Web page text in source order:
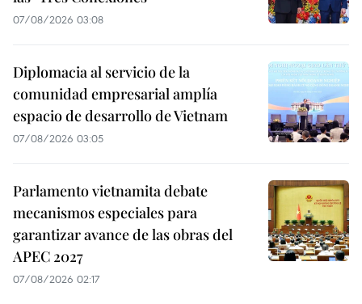
07/08/2026 03:08
Diplomacia al servicio de la
comunidad empresarial amplía
espacio de desarrollo de Vietnam
07/08/2026 03:05
Parlamento vietnamita debate
mecanismos especiales para
garantizar avance de las obras del
APEC 2027
07/08/2026 02:17